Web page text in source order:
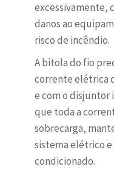
excessivamente,
danos ao
risco de incêndio.
A bitola do fio
corrente elétrica
e com o disjuntor
que toda a
sobrecarga,
sistema elétrico
condicionado.